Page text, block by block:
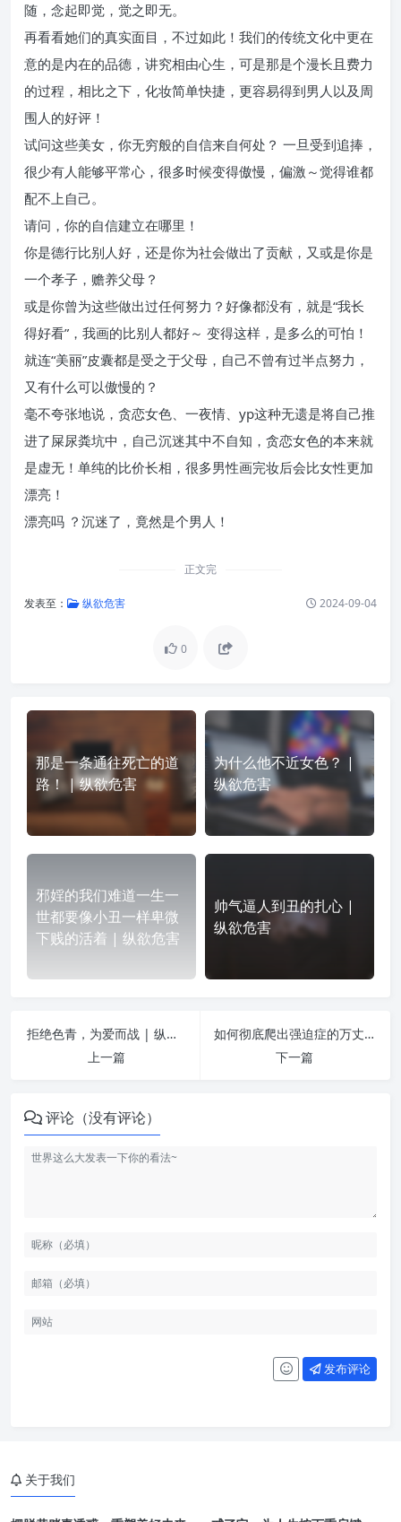
随，念起即觉，觉之即无。
再看看她们的真实面目，不过如此！我们的传统文化中更在
意的是内在的品德，讲究相由心生，可是那是个漫长且费力
的过程，相比之下，化妆简单快捷，更容易得到男人以及周
围人的好评！
试问这些美女，你无穷般的自信来自何处？ 一旦受到追捧，
很少有人能够平常心，很多时候变得傲慢，偏激～觉得谁都
配不上自己。
请问，你的自信建立在哪里！
你是德行比别人好，还是你为社会做出了贡献，又或是你是
一个孝子，赡养父母？
或是你曾为这些做出过任何努力？好像都没有，就是“我长
得好看”，我画的比别人都好～ 变得这样，是多么的可怕！
就连“美丽”皮囊都是受之于父母，自己不曾有过半点努力，
又有什么可以傲慢的？
毫不夸张地说，贪恋女色、一夜情、yp这种无遗是将自己推
进了屎尿粪坑中，自己沉迷其中不自知，贪恋女色的本来就
是虚无！单纯的比价长相，很多男性画完妆后会比女性更加
漂亮！
漂亮吗 ？沉迷了，竟然是个男人！
正文完
发表至： 纵欲危害 2024-09-04
0
那是一条通往死亡的道
路！ | 纵欲危害
为什么他不近女色？ |
纵欲危害
邪婬的我们难道一生一
世都要像小丑一样卑微
下贱的活着 | 纵欲危害
帅气逼人到丑的扎心 |
纵欲危害
拒绝色青，为爱而战 | 纵欲危害
上一篇
如何彻底爬出强迫症的万丈深渊 | 纵欲危害
下一篇
评论（没有评论）
发布评论
关于我们